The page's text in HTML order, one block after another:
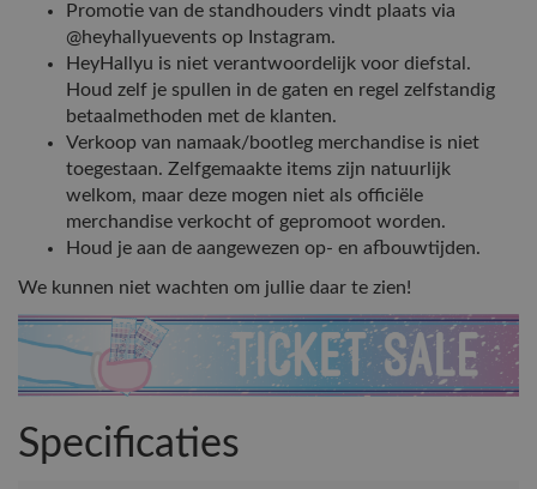
Promotie van de standhouders vindt plaats via
@heyhallyuevents op Instagram.
HeyHallyu is niet verantwoordelijk voor diefstal.
Houd zelf je spullen in de gaten en regel zelfstandig
betaalmethoden met de klanten.
Verkoop van namaak/bootleg merchandise is niet
toegestaan. Zelfgemaakte items zijn natuurlijk
welkom, maar deze mogen niet als officiële
merchandise verkocht of gepromoot worden.
Houd je aan de aangewezen op- en afbouwtijden.
We kunnen niet wachten om jullie daar te zien!
Specificaties